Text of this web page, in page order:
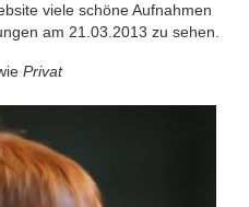
viele schöne Aufnahmen
am 21.03.2013 zu sehen.
Privat